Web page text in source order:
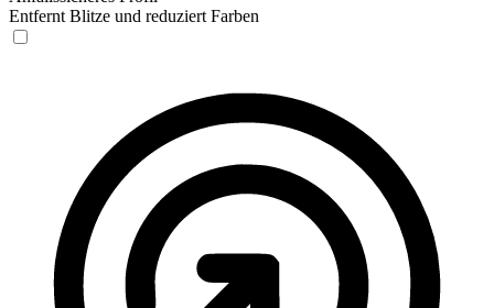
Entfernt Blitze und reduziert Farben